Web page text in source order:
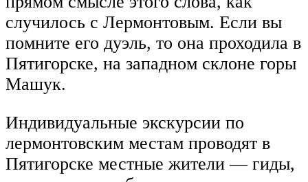
случилось с Лермонтовым. Если вы
помните его дуэль, то она проходила в
Пятигорске, на западном склоне горы
Машук.
Индивидуальные экскурсии по
лермонтовским местам проводят в
Пятигорске местные жители — гиды,